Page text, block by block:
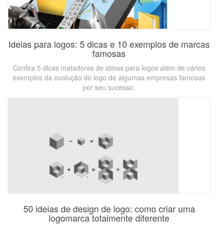
Ideias para logos: 5 dicas e 10 exemplos de marcas
famosas
Confira 5 dicas matadoras de ideias para logos além de vários
exemplos da evolução do logo de algumas empresas famosas
por seu sucesso.
50 ideias de design de logo: como criar uma
logomarca totalmente diferente